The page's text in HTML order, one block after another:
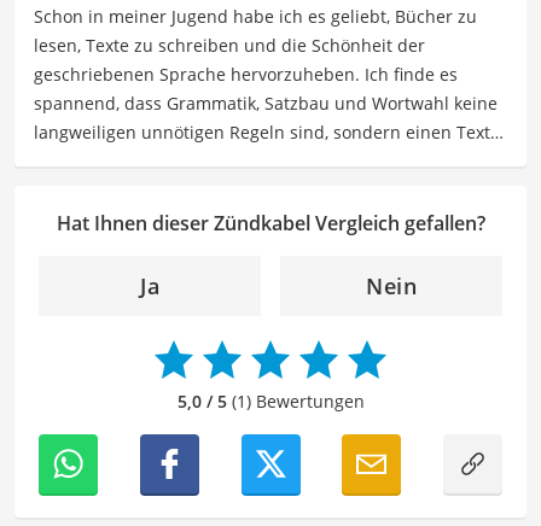
aus der Automobilindustrie.
Der Zündkabel-Vergleich ist aus unserer Sicht besonders
empfehlenswert fürAutobesitzerundMechaniker.
Schon in meiner Jugend habe ich es geliebt, Bücher zu
lesen, Texte zu schreiben und die Schönheit der
geschriebenen Sprache hervorzuheben. Ich finde es
spannend, dass Grammatik, Satzbau und Wortwahl keine
langweiligen unnötigen Regeln sind, sondern einen Text
geschriebenen Wort als Lektorin bei VGL in unsere Texte
Detailgenauigkeit und sprachliche Präzision unterstütze
ich unser Redaktionsteam dabei, qualitativ hochwertige
und fehlerfreie Inhalte zu liefern. Dabei liebe ich es,
meinen Wissensschatz immer mehr zu erweitern und
mich täglich mit den verschiedensten Themen
Hat Ihnen dieser Zündkabel Vergleich gefallen?
Ja Nein
5,0 / 5(1) Bewertungen